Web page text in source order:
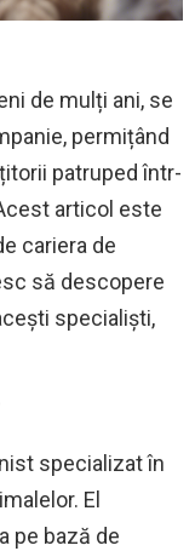
de mulți ani, se
permițând
patruped într-
articol este
cariera de
să descopere
specialiști,
specializat în
El
pe bază de